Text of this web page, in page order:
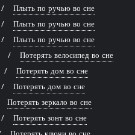
Плыть по ручью во сне
Плыть по ручью во сне
Плыть по ручью во сне
Потерять велосипед во сне
Потерять дом во сне
Потерять дом во сне
Потерять зеркало во сне
Потерять зонт во сне